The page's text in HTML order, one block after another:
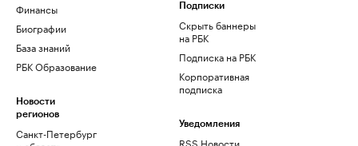
Финансы
Биографии
База знаний
РБК Образование
Новости
регионов
Санкт-Петербург
Подписки
Скрыть баннеры
на РБК
Подписка на РБК
Корпоративная
подписка
Уведомления
RSS Новости